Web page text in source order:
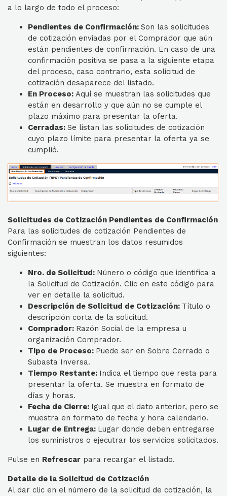
a lo largo de todo el proceso:
Pendientes de Confirmación: Son las solicitudes
de cotización enviadas por el Comprador que aún
están pendientes de confirmación. En caso de una
confirmación positiva se pasa a la siguiente etapa
del proceso, caso contrario, esta solicitud de
cotización desaparece del listado.
En Proceso: Aquí se muestran las solicitudes que
están en desarrollo y que aún no se cumple el
plazo máximo para presentar la oferta.
Cerradas: Se listan las solicitudes de cotización
cuyo plazo límite para presentar la oferta ya se
cumplió.
Solicitudes de Cotización Pendientes de Confirmación
Para las solicitudes de cotización Pendientes de
Confirmación se muestran los datos resumidos
siguientes:
Nro. de Solicitud: Núnero o código que identifica a
la Solicitud de Cotización. Clic en este código para
ver en detalle la solicitud.
Descripción de Solicitud de Cotización: Título o
descripción corta de la solicitud.
Comprador: Razón Social de la empresa u
organización Comprador.
Tipo de Proceso: Puede ser en Sobre Cerrado o
Subasta Inversa.
Tiempo Restante: Indica el tiempo que resta para
presentar la oferta. Se muestra en formato de
días y horas.
Fecha de Cierre: Igual que el dato anterior, pero se
muestra en formato de fecha y hora calendario.
Lugar de Entrega: Lugar donde deben entregarse
los suministros o ejecutrar los servicios solicitados.
Pulse en Refrescar para recargar el listado.
Detalle de la Solicitud de Cotización
Al dar clic en el número de la solicitud de cotización, la